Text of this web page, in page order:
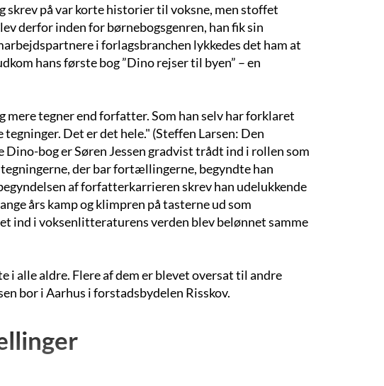
skrev på var korte historier til voksne, men stoffet
derfor inden for børnebogsgenren, han fik sin
i forlagsbranchen lykkedes det ham at
hans første bog ”Dino rejser til byen” – en
mere tegner end forfatter. Som han selv har forklaret
Det er det hele." (Steffen Larsen: Den
bog er Søren Jessen gradvist trådt ind i rollen som
der bar fortællingerne, begyndte han
af forfatterkarrieren skrev han udelukkende
års kamp og klimpren på tasterne ud som
ind i voksenlitteraturens verden blev belønnet samme
alle aldre. Flere af dem er blevet oversat til andre
bor i Aarhus i forstadsbydelen Risskov.